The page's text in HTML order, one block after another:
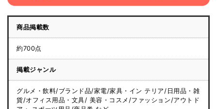
商品掲載数
約700点
掲載ジャンル
グルメ・飲料/ブランド品/家電/家具・イン テリア/日用品・雑
貨/オフィス用品・文具/ 美容・コスメ/ファッション/アウトド